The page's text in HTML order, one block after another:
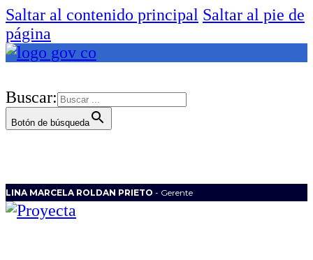
Saltar al contenido principal Saltar al pie de
página
Buscar:
Botón de búsqueda
LINA MARCELA ROLDAN PRIETO - Gerente